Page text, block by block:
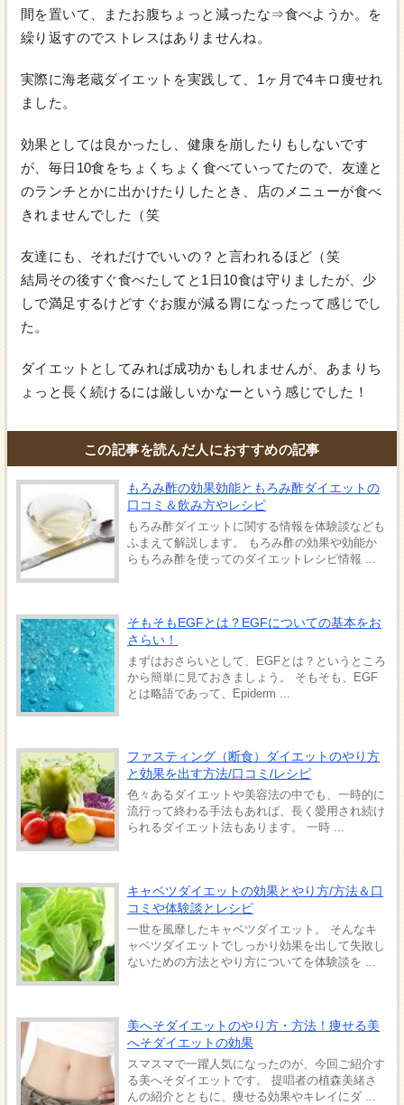
間を置いて、またお腹ちょっと減ったな⇒食べようか。を
繰り返すのでストレスはありませんね。
実際に海老蔵ダイエットを実践して、1ヶ月で4キロ痩せれ
ました。
効果としては良かったし、健康を崩したりもしないです
が、毎日10食をちょくちょく食べていってたので、友達と
のランチとかに出かけたりしたとき、店のメニューが食べ
きれませんでした（笑
友達にも、それだけでいいの？と言われるほど（笑
結局その後すぐ食べたしてと1日10食は守りましたが、少
しで満足するけどすぐお腹が減る胃になったって感じでし
た。
ダイエットとしてみれば成功かもしれませんが、あまりち
ょっと長く続けるには厳しいかなーという感じでした！
この記事を読んだ人におすすめの記事
もろみ酢の効果効能ともろみ酢ダイエットの
口コミ＆飲み方やレシピ
もろみ酢ダイエットに関する情報を体験談なども
ふまえて解説します。 もろみ酢の効果や効能か
らもろみ酢を使ってのダイエットレシピ情報 ...
そもそもEGFとは？EGFについての基本をお
さらい！
まずはおさらいとして、EGFとは？というところ
から簡単に見ておきましょう。 そもそも、EGF
とは略語であって、Epiderm ...
ファスティング（断食）ダイエットのやり方
と効果を出す方法/口コミ/レシピ
色々あるダイエットや美容法の中でも、一時的に
流行って終わる手法もあれば、長く愛用され続け
られるダイエット法もあります。 一時 ...
キャベツダイエットの効果とやり方/方法＆口
コミや体験談とレシピ
一世を風靡したキャベツダイエット。 そんなキ
ャベツダイエットでしっかり効果を出して失敗し
ないための方法とやり方についてを体験談を ...
美へそダイエットのやり方・方法！痩せる美
へそダイエットの効果
スマスマで一躍人気になったのが、今回ご紹介す
る美へそダイエットです。 提唱者の植森美緒さ
んの紹介とともに、痩せる効果やキレイにダ ...